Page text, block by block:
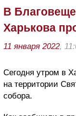
В
Харькова
11 января 2022,
Сегодня утром в
на территории
собора.